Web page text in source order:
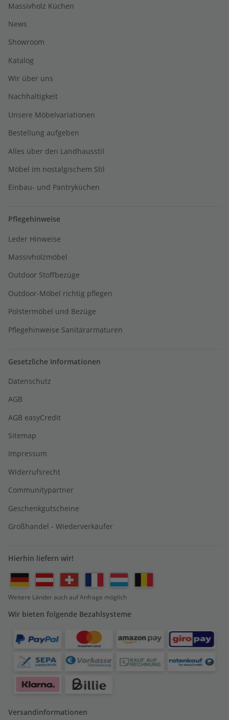
Massivholz Küchen
News
Showroom
Katalog
Wir über uns
Nachhaltigkeit
Unsere Möbelvariationen
Bestellung aufgeben
Alles über den Landhausstil
Möbel im nostalgischem Stil
Einbau- und Pantryküchen
Pflegehinweise
Leder Hinweise
Massivholzmöbel
Outdoor Stoffbezüge
Outdoor-Möbel richtig pflegen
Polstermöbel und Bezüge
Pflegehinweise Sanitärarmaturen
Gesetzliche Informationen
Datenschutz
AGB
AGB easyCredit
Sitemap
Impressum
Widerrufsrecht
Communitypartner
Geschenkgutscheine
Großhandel - Wiederverkäufer
Hierhin liefern wir!
Weitere Länder auch auf Anfrage möglich
Wir bieten folgende Bezahlsysteme
Versandinformationen